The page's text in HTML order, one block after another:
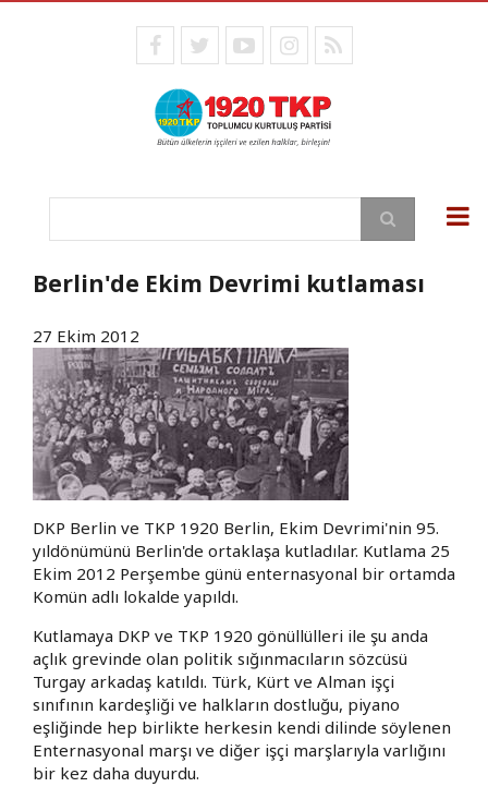
facebooktwitteryoutubeinstagram
RSS
Ara
Berlin'de Ekim Devrimi kutlaması
27 Ekim 2012
DKP Berlin ve TKP 1920 Berlin, Ekim Devrimi'nin 95.
yıldönümünü Berlin'de ortaklaşa kutladılar. Kutlama 25
Ekim 2012 Perşembe günü enternasyonal bir ortamda
Komün adlı lokalde yapıldı.
Kutlamaya DKP ve TKP 1920 gönüllülleri ile şu anda
açlık grevinde olan politik sığınmacıların sözcüsü
Turgay arkadaş katıldı. Türk, Kürt ve Alman işçi
sınıfının kardeşliği ve halkların dostluğu, piyano
eşliğinde hep birlikte herkesin kendi dilinde söylenen
Enternasyonal marşı ve diğer işçi marşlarıyla varlığını
bir kez daha duyurdu.